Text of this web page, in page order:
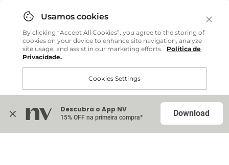
em sua casa, não importa onde você estiver.
Comprar no site internacional
InternacionalDescubra o App NV
15% OFF na primeira compra* Download
By clicking “Accept All Cookies”, you agree to the storing of
cookies on your device to enhance site navigation, analyze
site usage, and assist in our marketing efforts.
Política de
Privacidade.
Cookies Settings
Accept All Cookies